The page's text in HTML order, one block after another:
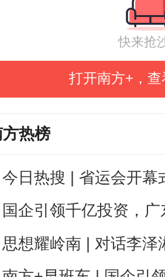
谈会上，各文科
，分享了教书育人的
型、课程优化、产
解困局、创新发展
了数据分析与对策建
书记黄圣诚主持
快来抢
打开南方+，
热榜
今日热搜 | 省运会开幕